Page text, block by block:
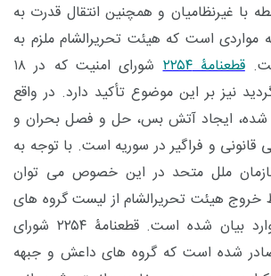
با غیرنظامیان و همچنین انتقال قدرت به
مواردی است که هیئت تحریرالشام ملزم به
قطعنامۀ ۲۲۵۴
شورای امنیت که در ۱۸
صادر گردید نیز بر این موضوع تأکید دارد. در واقع
شده، ایجاد آتش بس، حل و فصل بحران و
و فراگیر در سوریه است. با توجه به
ملل متحد در این خصوص می توان
هیئت تحریرالشام از لیست گروه های
تروریستی رعایت موارد بیان شده است. قطعنامۀ ۲۲۵۴ شورای
شده است که گروه های داعش و جبهه